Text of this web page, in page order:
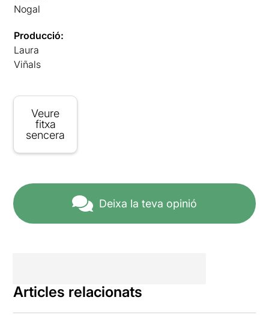
Nogal
Producció:
Laura
Viñals
Veure
fitxa
sencera
Deixa la teva opinió
Articles relacionats